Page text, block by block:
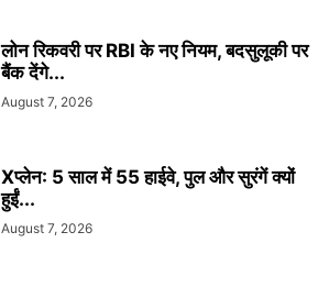
लोन रिकवरी पर RBI के नए नियम, बदसुलूकी पर
बैंक देंगे...
August 7, 2026
Xप्लेन: 5 साल में 55 हाईवे, पुल और सुरंगें क्यों
हुईं...
August 7, 2026